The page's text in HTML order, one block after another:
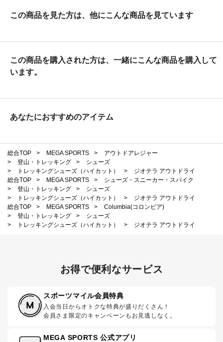
この商品を見た方は、他にこんな商品を見ています
この商品を購入された方は、一緒にこんな商品を購入して
います。
あなたにおすすめのアイテム
総合TOP > MEGA SPORTS >
アウトドアレジャー
>
登山・トレッキング >
シューズ
>
トレッキングシューズ（ハイカット） >
ジオテラ アウトドライ
総合TOP
> MEGA SPORTS >
シューズ・スニーカー・スパイク
>
登山・トレッキング >
シューズ
>
トレッキングシューズ（ハイカット） >
ジオテラ アウトドライ
総合TOP
> MEGA SPORTS >
Columbia(コロンビア)
>
登山・トレッキング >
シューズ
>
トレッキングシューズ（ハイカット） > ジオテラ アウトドライ
お得で便利なサービス
スポーツマイル会員特典
入会当日からオトクな特典が盛りだくさん！
会員さま限定のキャンペーンもお見逃しなく。
MEGA SPORTS 公式アプリ